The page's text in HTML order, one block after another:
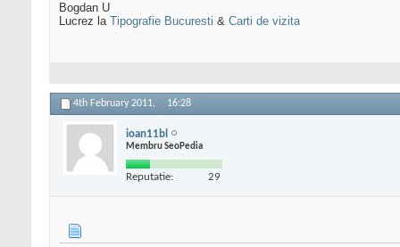
Bogdan U
Lucrez la Tipografie Bucuresti & Carti de vizita
4th February 2011, 16:28
ioan11bl
Membru SeoPedia
Reputatie: 29